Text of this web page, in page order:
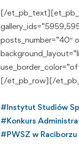
[/
posts_number=”40″
[/et_pb_row][/
#Instytut Studiów
#Konkurs
#PWSZ w Raciborzu